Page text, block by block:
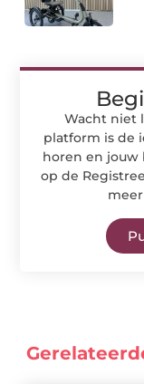
Wacht niet
platform is de
horen en jouw
op de